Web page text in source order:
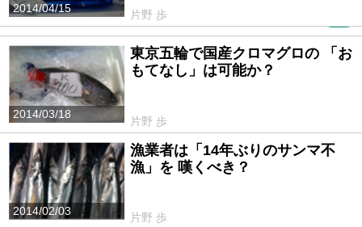
2014/04/15
片野 歩
2014/03/18
東京五輪で国産クロマグロの 「お
もてなし」は可能か？
片野 歩
2014/02/03
漁業者は「14年ぶりのサンマ不
漁」を 嘆くべき？
片野 歩